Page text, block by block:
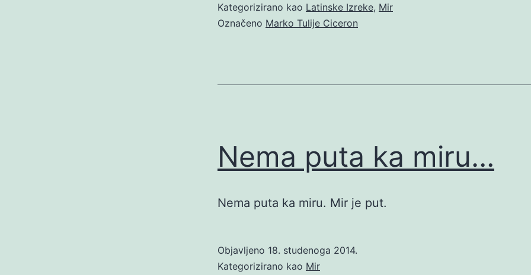
Kategorizirano kao Latinske Izreke, Mir
Označeno Marko Tulije Ciceron
Nema puta ka miru…
Nema puta ka miru. Mir je put.
Objavljeno 18. studenoga 2014.
Kategorizirano kao Mir